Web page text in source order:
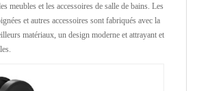
meubles et les accessoires de salle de bains. Les
et autres accessoires sont fabriqués avec la
matériaux, un design moderne et attrayant et